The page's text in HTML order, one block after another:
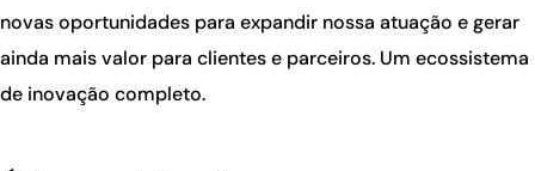
novas oportunidades para expandir nossa atuação e gerar
ainda mais valor para clientes e parceiros. Um ecossistema
de inovação completo.